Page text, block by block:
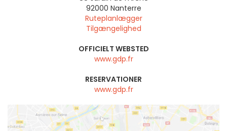
92000 Nanterre
Ruteplanlægger
Tilgængelighed
OFFICIELT WEBSTED
www.gdp.fr
RESERVATIONER
www.gdp.fr